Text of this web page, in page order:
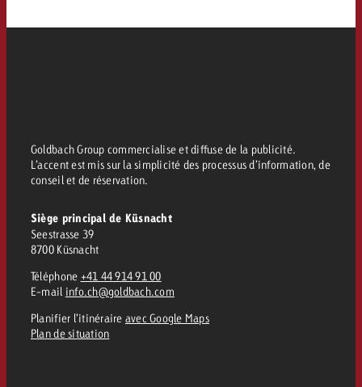
Goldbach Group commercialise et diffuse de la publicité.
L’accent est mis sur la simplicité des processus d’information, de
conseil et de réservation.
Siège principal de Küsnacht
Seestrasse 39
8700 Küsnacht
Téléphone +41 44 914 91 00
E-mail info.ch@goldbach.com
Planifier l’itinéraire avec Google Maps
Plan de situation